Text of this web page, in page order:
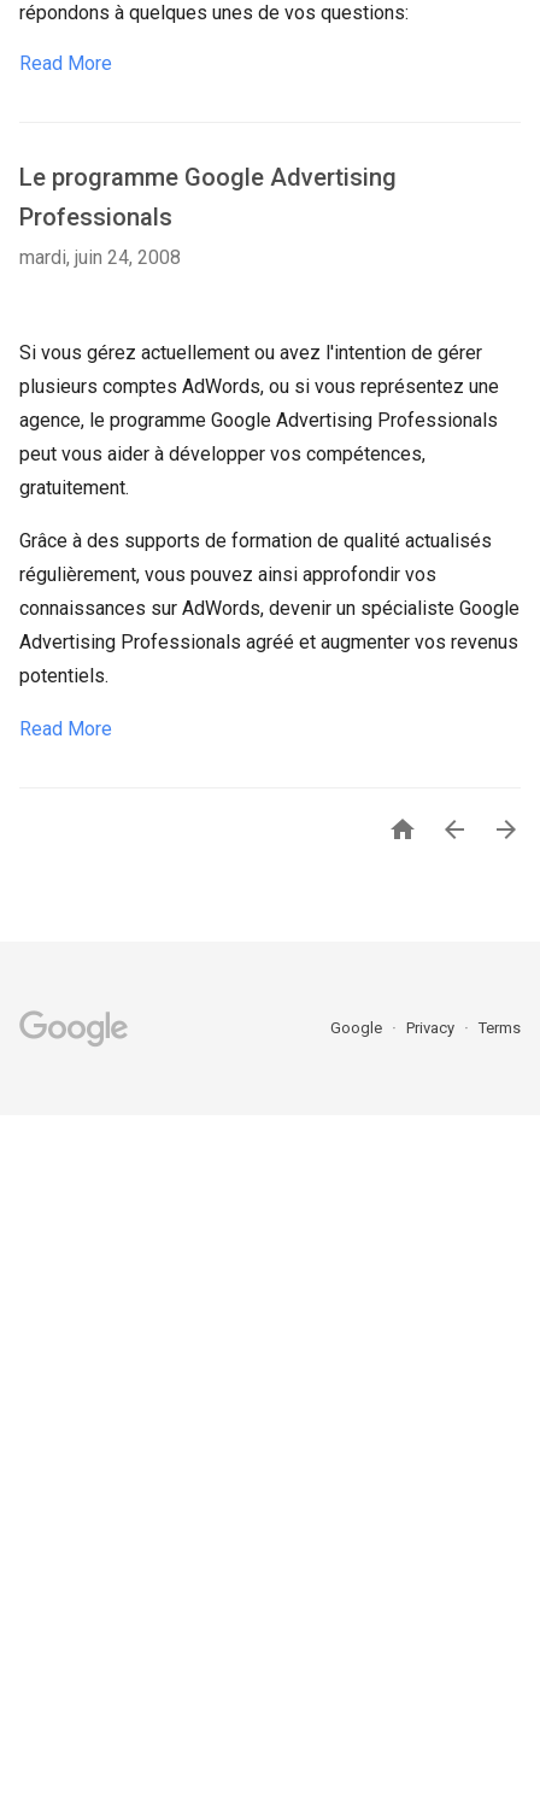
répondons à quelques unes de vos questions:
Read More
Le programme Google Advertising
Professionals
mardi, juin 24, 2008
Si vous gérez actuellement ou avez l'intention de gérer
plusieurs comptes AdWords, ou si vous représentez une
agence, le programme Google Advertising Professionals
peut vous aider à développer vos compétences,
gratuitement.
Grâce à des supports de formation de qualité actualisés
régulièrement, vous pouvez ainsi approfondir vos
connaissances sur AdWords, devenir un spécialiste Google
Advertising Professionals agréé et augmenter vos revenus
potentiels.
Read More
  
Google Privacy Terms